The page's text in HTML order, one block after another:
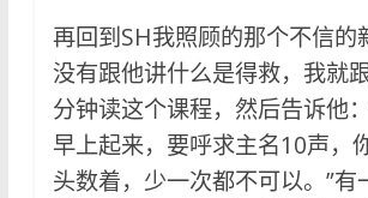
再回到SH我照顾的那个不信的
没有跟他讲什么是得救，我就
分钟读这个课程，然后告诉他
早上起来，要呼求主名10声，
头数着，少一次都不可以。”有